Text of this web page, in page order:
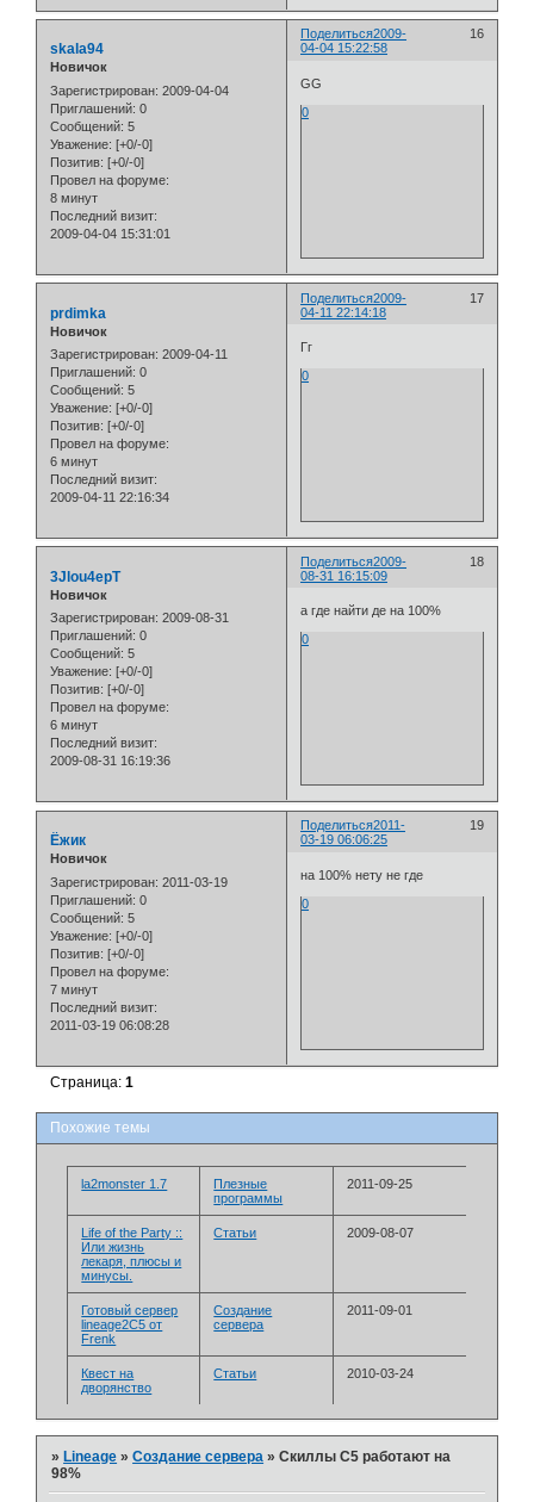
Поделиться 16
2009-
04-04 15:22:58
skala94
Новичок
Зарегистрирован: 2009-04-04
Приглашений: 0
Сообщений: 5
Уважение: [+0/-0]
Позитив: [+0/-0]
Провел на форуме:
8 минут
Последний визит:
2009-04-04 15:31:01
GG
0
Поделиться 17
2009-
04-11 22:14:18
prdimka
Новичок
Зарегистрирован: 2009-04-11
Приглашений: 0
Сообщений: 5
Уважение: [+0/-0]
Позитив: [+0/-0]
Провел на форуме:
6 минут
Последний визит:
2009-04-11 22:16:34
Гг
0
Поделиться 18
2009-
08-31 16:15:09
3Jlou4epT
Новичок
Зарегистрирован: 2009-08-31
Приглашений: 0
Сообщений: 5
Уважение: [+0/-0]
Позитив: [+0/-0]
Провел на форуме:
6 минут
Последний визит:
2009-08-31 16:19:36
а где найти де на 100%
0
Поделиться 19
2011-
03-19 06:06:25
Ёжик
Новичок
Зарегистрирован: 2011-03-19
Приглашений: 0
Сообщений: 5
Уважение: [+0/-0]
Позитив: [+0/-0]
Провел на форуме:
7 минут
Последний визит:
2011-03-19 06:08:28
на 100% нету не где
0
Страница:1
Похожие темы
la2monster 1.7
Плезные
программы
2011-09-25
Life of the Party ::
Или жизнь
лекаря, плюсы и
минусы.
Статьи 2009-08-07
Готовый сервер
lineage2C5 от
Frenk
Создание
сервера
2011-09-01
Квест на
дворянство
Статьи 2010-03-24
» Lineage »Создание сервера »Скиллы С5 работают на
98%